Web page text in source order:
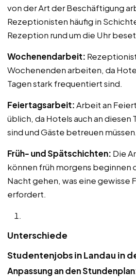
von der Art der Beschäftigung
Rezeptionisten häufig in
Rezeption rund um die Uhr
Wochenendarbeit:
Wochenenden arbeiten, da
Tagen stark frequentiert sind.
Feiertagsarbeit:Arbeit an
üblich, da Hotels auch an
sind und Gäste betreuen müssen.
Früh- und Spätschichten: Die
können früh morgens beginnen
Nacht gehen, was eine gewisse
erfordert.
Unterschiede
Studentenjobs in Landau in
Anpassung an den